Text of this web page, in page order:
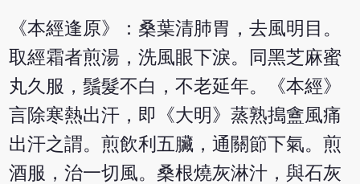
《本經逢原》：桑葉清肺胃，去風明目。
取經霜者煎湯，洗風眼下淚。同黑芝麻蜜
丸久服，鬚髮不白，不老延年。《本經》
言除寒熱出汗，即《大明》蒸熟搗盦風痛
出汗之謂。煎飲利五臟，通關節下氣。煎
酒服，治一切風。桑根燒灰淋汁，與石灰